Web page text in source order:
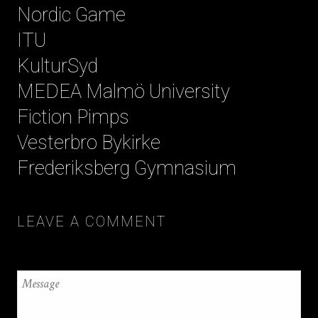
Nordic Game
ITU
KulturSyd
MEDEA Malmö University
Fiction Pimps
Vesterbro Bykirke
Frederiksberg Gymnasium
LEAVE A COMMENT